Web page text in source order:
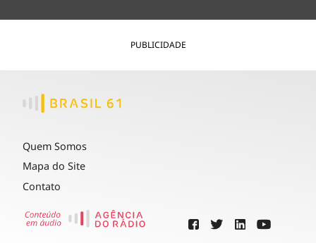
PUBLICIDADE
Quem Somos
Mapa do Site
Contato